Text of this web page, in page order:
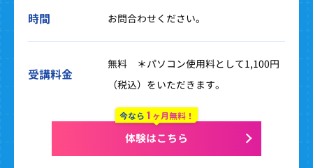
時間 お問合わせください。
受講料金
無料 ＊パソコン使用料として1,100円
（税込）をいただきます。
今なら 1 ヶ月無料！
体験はこちら